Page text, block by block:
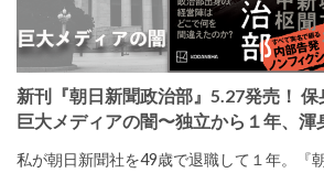
新刊『朝日新聞政治部』5.27発売！ 保
巨大メディアの闇〜独立から１年、渾
私が朝日新聞社を49歳で退職して１年。『